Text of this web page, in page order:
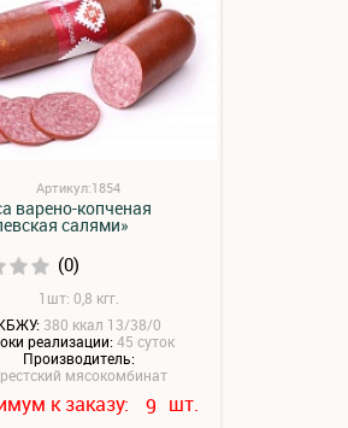
Артикул:1854
варено-копченая
салями»
(0)
1шт: 0,8 кгг.
380 ккал 13/38/0
реализации:45 суток
Производитель:
мясокомбинат
к заказу: 9 шт.